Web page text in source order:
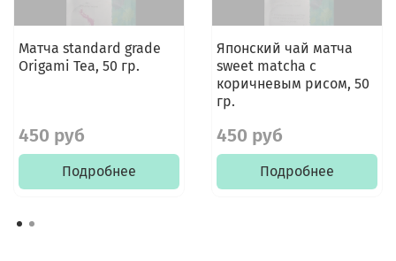
Матча standard grade
Origami Tea, 50 гр.
450 руб
Подробнее
Японский чай матча
sweet matcha с
коричневым рисом, 50
гр.
450 руб
Подробнее